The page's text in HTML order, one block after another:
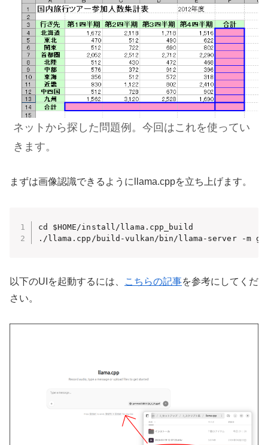
ネットから探した問題例。 今回はこれを使ってい
きます。
まずは画像認識できるようにllama.cppを立ち上げます。
cd $HOME/install/llama.cpp_build
./llama.cpp/build-vulkan/bin/llama-server -m
以下のUIを起動するには、 こちらの記事を参考にしてくだ
さい。